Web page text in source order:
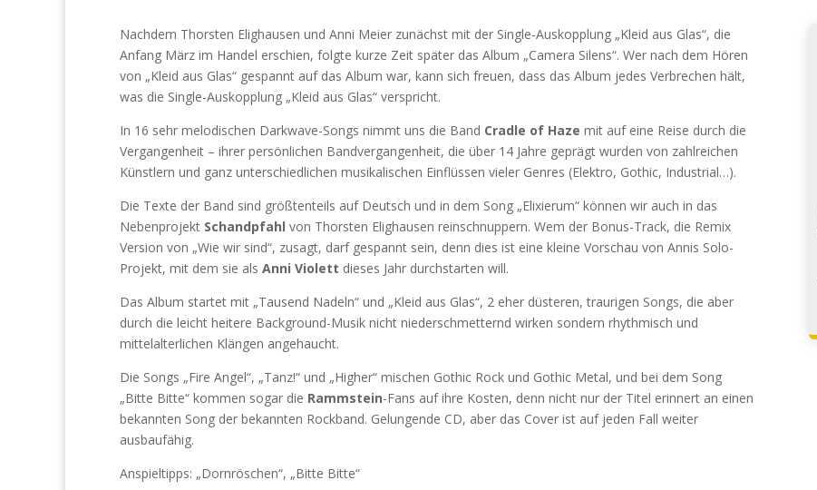
Nachdem Thorsten Elighausen und Anni Meier zunächst mit der Single-Auskopplung „Kleid aus Glas“, die
Anfang März im Handel erschien, folgte kurze Zeit später das Album „Camera Silens“. Wer nach dem Hören
von „Kleid aus Glas“ gespannt auf das Album war, kann sich freuen, dass das Album jedes Verbrechen hält,
was die Single-Auskopplung „Kleid aus Glas“ verspricht.
In 16 sehr melodischen Darkwave-Songs nimmt uns die Band Cradle of Haze mit auf eine Reise durch die
Vergangenheit – ihrer persönlichen Bandvergangenheit, die über 14 Jahre geprägt wurden von zahlreichen
Künstlern und ganz unterschiedlichen musikalischen Einflüssen vieler Genres (Elektro, Gothic, Industrial…).
Die Texte der Band sind größtenteils auf Deutsch und in dem Song „Elixierum“ können wir auch in das
Nebenprojekt Schandpfahl von Thorsten Elighausen reinschnuppern. Wem der Bonus-Track, die Remix
Version von „Wie wir sind“, zusagt, darf gespannt sein, denn dies ist eine kleine Vorschau von Annis Solo-
Projekt, mit dem sie als Anni Violett dieses Jahr durchstarten will.
Das Album startet mit „Tausend Nadeln“ und „Kleid aus Glas“, 2 eher düsteren, traurigen Songs, die aber
durch die leicht heitere Background-Musik nicht niederschmetternd wirken sondern rhythmisch und
mittelalterlichen Klängen angehaucht.
Die Songs „Fire Angel“, „Tanz!“ und „Higher“ mischen Gothic Rock und Gothic Metal, und bei dem Song
„Bitte Bitte“ kommen sogar die Rammstein-Fans auf ihre Kosten, denn nicht nur der Titel erinnert an einen
bekannten Song der bekannten Rockband. Gelungende CD, aber das Cover ist auf jeden Fall weiter
ausbaufähig.
Anspieltipps: „Dornröschen“, „Bitte Bitte“